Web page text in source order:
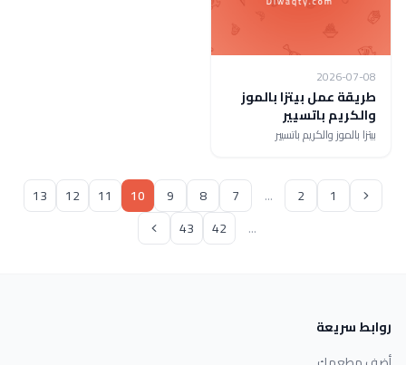
2026-07-08
طريقة عمل بيتزا بالموز
والكريم باتسيير
بيتزا بالموز والكريم باتسيير
1
2
...
7
8
9
10
11
12
13
...
42
43
روابط سريعة